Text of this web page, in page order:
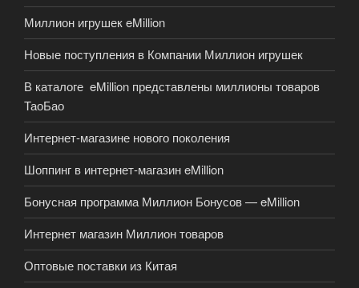
Миллион игрушек eMillion
Новые поступления в Компании Миллион игрушек
В каталоге eMillion представлены миллионы товаров
ТаоБао
Интернет-магазине нового поколения
Шоппинг в интернет-магазин eMillion
Бонусная программа Миллион Бонусов — eMillion
Интернет магазин Миллион товаров
Оптовые поставки из Китая